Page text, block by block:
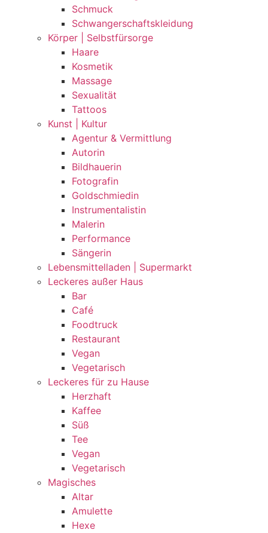
Schmuck
Schwangerschaftskleidung
Körper | Selbstfürsorge
Haare
Kosmetik
Massage
Sexualität
Tattoos
Kunst | Kultur
Agentur & Vermittlung
Autorin
Bildhauerin
Fotografin
Goldschmiedin
Instrumentalistin
Malerin
Performance
Sängerin
Lebensmittelladen | Supermarkt
Leckeres außer Haus
Bar
Café
Foodtruck
Restaurant
Vegan
Vegetarisch
Leckeres für zu Hause
Herzhaft
Kaffee
Süß
Tee
Vegan
Vegetarisch
Magisches
Altar
Amulette
Hexe